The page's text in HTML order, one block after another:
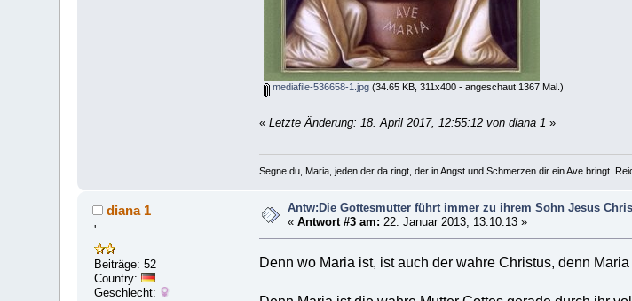
mediafile-536658-1.jpg (34.65 KB, 311x400 - angeschaut 1367 Mal.)
« Letzte Änderung: 18. April 2017, 12:55:12 von diana 1 »
Segne du, Maria, jeden der da ringt, der in Angst und Schmerzen dir ein Ave bringt.
diana 1
'
Beiträge: 52
Country:
Geschlecht:
Antw:Die Gottesmutter führt immer zu ihrem Sohn Jesus
«Antwort #3 am: 22. Januar 2013, 13:10:13 »
Denn wo Maria ist, ist auch der wahre Christus, denn